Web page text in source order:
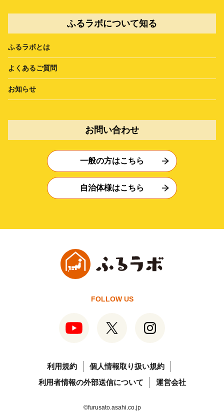
ふるラボについて知る
ふるラボとは
よくあるご質問
お知らせ
お問い合わせ
一般の方はこちら
自治体様はこちら
FOLLOW US
利用規約
個人情報取り扱い規約
利用者情報の外部送信について
運営会社
©furusato.asahi.co.jp